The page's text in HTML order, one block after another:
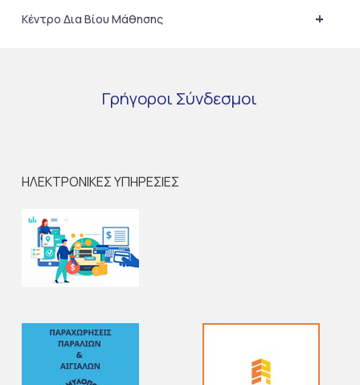
+
Κέντρο Δια Βίου Μάθησης
Γρήγοροι Σύνδεσμοι
ΗΛΕΚΤΡΟΝΙΚΕΣ ΥΠΗΡΕΣΙΕΣ